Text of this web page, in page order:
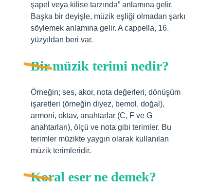
şapel veya kilise tarzında” anlamına gelir.
Başka bir deyişle, müzik eşliği olmadan şarkı
söylemek anlamına gelir. A cappella, 16.
yüzyıldan beri var.
Bir müzik terimi nedir?
Örneğin; ses, akor, nota değerleri, dönüşüm
işaretleri (örneğin diyez, bemol, doğal),
armoni, oktav, anahtarlar (C, F ve G
anahtarları), ölçü ve nota gibi terimler. Bu
terimler müzikte yaygın olarak kullanılan
müzik terimleridir.
Koral eser ne demek?